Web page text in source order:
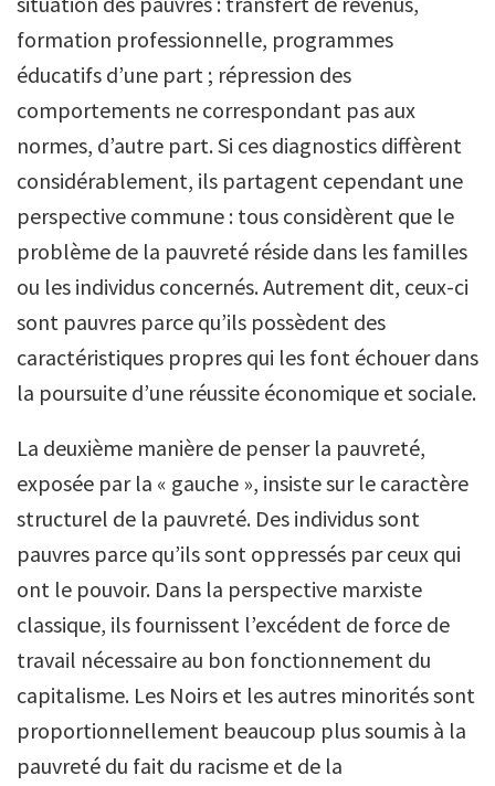
formation professionnelle, programmes
éducatifs d’une part ; répression des
comportements ne correspondant pas aux
normes, d’autre part. Si ces diagnostics diffèrent
considérablement, ils partagent cependant une
perspective commune : tous considèrent que le
problème de la pauvreté réside dans les familles
ou les individus concernés. Autrement dit, ceux-ci
sont pauvres parce qu’ils possèdent des
caractéristiques propres qui les font échouer dans
la poursuite d’une réussite économique et sociale.
La deuxième manière de penser la pauvreté,
exposée par la « gauche », insiste sur le caractère
structurel de la pauvreté. Des individus sont
pauvres parce qu’ils sont oppressés par ceux qui
ont le pouvoir. Dans la perspective marxiste
classique, ils fournissent l’excédent de force de
travail nécessaire au bon fonctionnement du
capitalisme. Les Noirs et les autres minorités sont
proportionnellement beaucoup plus soumis à la
pauvreté du fait du racisme et de la